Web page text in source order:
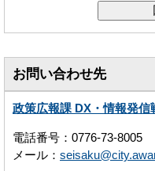
お問い合わせ先
政策広報課 DX・情報発信
電話番号：0776-73-8005
メール：